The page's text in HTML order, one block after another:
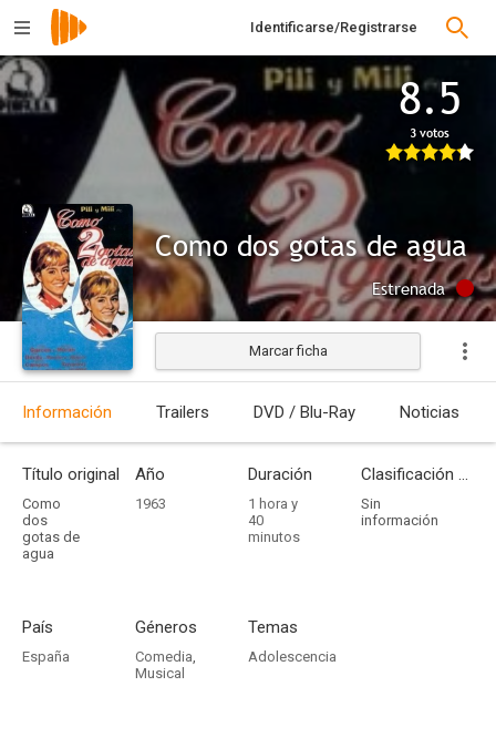
Identificarse/Registrarse
8.5
3 votos
Como dos gotas de agua
Estrenada
Marcar ficha
Información Trailers DVD / Blu-Ray Noticias
Título original
Como
dos
gotas de
agua
Año
1963
Duración
1 hora y
40
minutos
Clasificación por edades
Sin
información
País
España
Géneros
Comedia,
Musical
Temas
Adolescencia